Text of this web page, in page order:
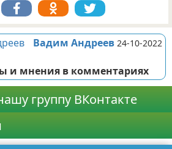
Вадим Андреев 24-10-2022
и мнения в комментариях
группу ВКонтакте